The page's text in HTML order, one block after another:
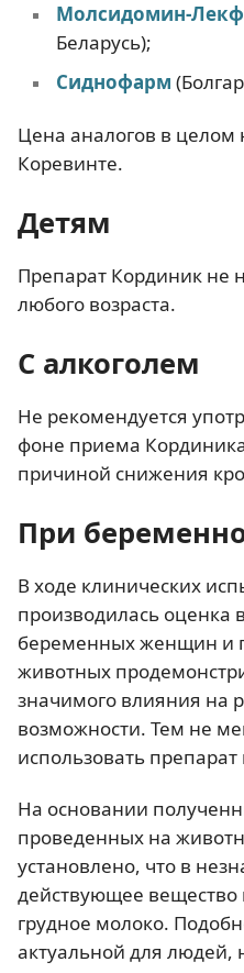
Молсидомин-
Беларусь);
Сиднофарм
Цена аналогов в
Коревинте.
Детям
Препарат Кординик не
любого возраста.
С алкоголем
Не рекомендуется
фоне приема
причиной снижения
При
В ходе клинических
производилась оценка
беременных женщин и
животных
значимого влияния на
возможности. Тем не
использовать
На основании
проведенных на
установлено, что в
действующее вещество
грудное молоко.
актуальной для людей,